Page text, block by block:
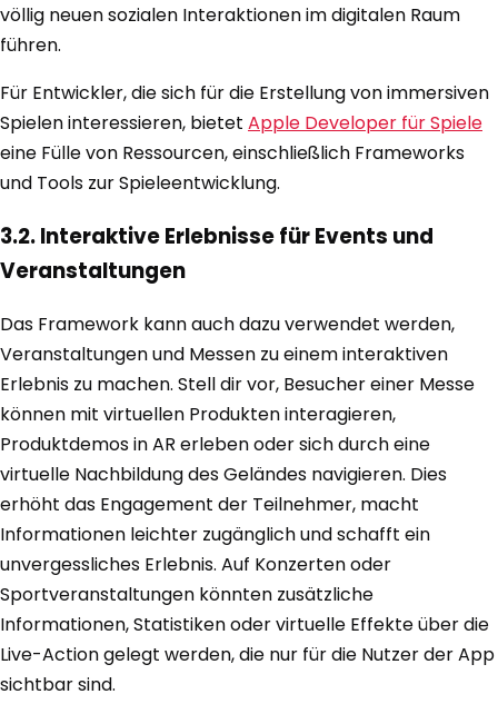
völlig neuen sozialen Interaktionen im digitalen Raum
führen.
Für Entwickler, die sich für die Erstellung von immersiven
Spielen interessieren, bietet Apple Developer für Spiele
eine Fülle von Ressourcen, einschließlich Frameworks
und Tools zur Spieleentwicklung.
3.2. Interaktive Erlebnisse für Events und
Veranstaltungen
Das Framework kann auch dazu verwendet werden,
Veranstaltungen und Messen zu einem interaktiven
Erlebnis zu machen. Stell dir vor, Besucher einer Messe
können mit virtuellen Produkten interagieren,
Produktdemos in AR erleben oder sich durch eine
virtuelle Nachbildung des Geländes navigieren. Dies
erhöht das Engagement der Teilnehmer, macht
Informationen leichter zugänglich und schafft ein
unvergessliches Erlebnis. Auf Konzerten oder
Sportveranstaltungen könnten zusätzliche
Informationen, Statistiken oder virtuelle Effekte über die
Live-Action gelegt werden, die nur für die Nutzer der App
sichtbar sind.